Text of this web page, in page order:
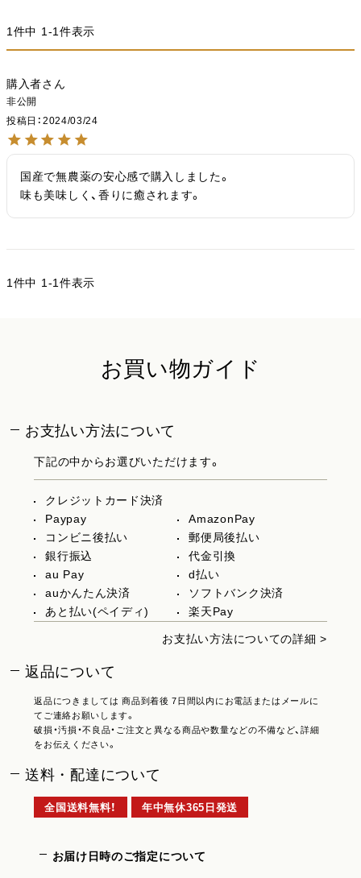
1件中 1-1件表示
購入者
非公開
投稿日
2024/03/24
国産で無農薬の安心感で購入しました。
味も美味しく、香りに癒されます。
1件中 1-1件表示
お買い物ガイド
お支払い方法について
下記の中からお選びいただけます。
クレジットカード決済
Paypay
AmazonPay
コンビニ後払い
郵便局後払い
銀行振込
代金引換
au Pay
d払い
auかんたん決済
ソフトバンク決済
あと払い(ペイディ)
楽天Pay
お支払い方法についての詳細 >
返品について
返品につきましては 商品到着後 7日間以内にお電話またはメールに
てご連絡お願いします。
破損・汚損・不良品・ご注文と異なる商品や数量などの不備など、詳細
をお伝えください。
送料・配達について
全国送料無料！ 年中無休365日発送
お届け日時のご指定について